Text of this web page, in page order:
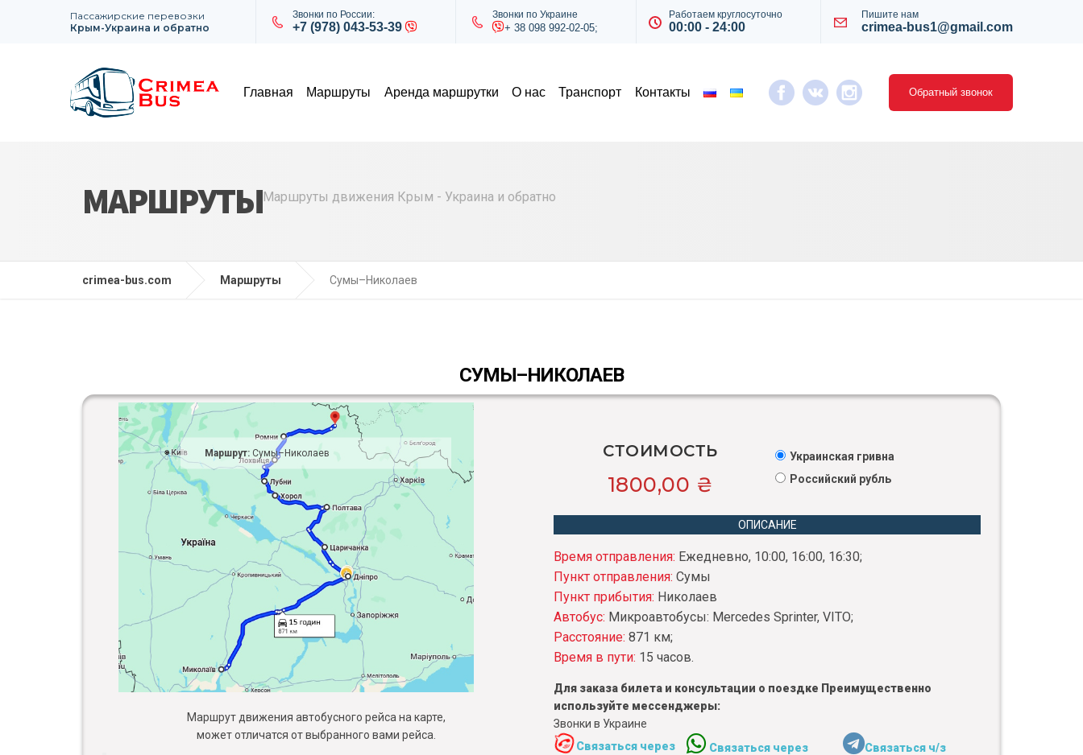
Пассажирские перевозки
Крым-Украина и обратно
Звонки по России:
+7 (978) 043-53-39
Звонки по Украине
+ 38 098 992-02-05;
Работаем круглосуточно
00:00 - 24:00
Пишите нам
crimea-bus1@gmail.com
Главная Маршруты Аренда маршрутки О нас Транспорт Контакты Обратный звонок
МАРШРУТЫМаршруты движения Крым - Украина и обратно
crimea-bus.com Маршруты Сумы–Николаев
СУМЫ–НИКОЛАЕВ
Маршрут: Сумы–Николаев
Маршрут движения автобусного рейса на карте,
может отличатся от выбранного вами рейса.
СТОИМОСТЬ
1800,00 ₴
Украинская гривна
Российский рубль
ОПИСАНИЕ
Время отправления: Ежедневно, 10:00, 16:00, 16:30;
Пункт отправления: Сумы
Пункт прибытия: Николаев
Автобус: Микроавтобусы: Mercedes Sprinter, VITO;
Расстояние: 871 км;
Время в пути: 15 часов.
Для заказа билета и консультации о поездке Преимущественно
используйте мессенджеры:
Звонки в Украине
Связаться через
Связаться через
Связаться ч/з